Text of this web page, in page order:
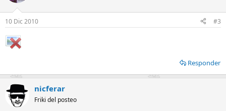
10 Dic 2010 #3
Responder
nicferar
Friki del posteo